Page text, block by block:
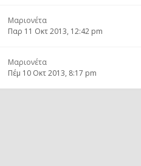
Μαριονέτα
Παρ 11 Οκτ 2013, 12:42 pm
Μαριονέτα
Πέμ 10 Οκτ 2013, 8:17 pm